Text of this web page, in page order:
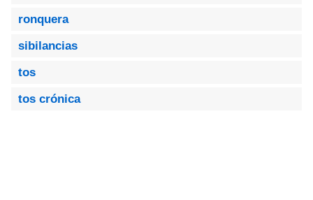
ronquera
sibilancias
tos
tos crónica